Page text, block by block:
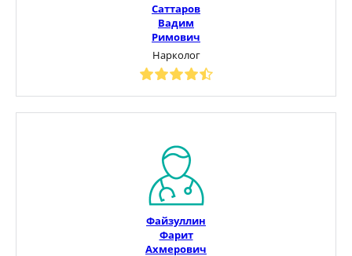
Саттаров
Вадим
Римович
Нарколог
Файзуллин
Фарит
Ахмерович